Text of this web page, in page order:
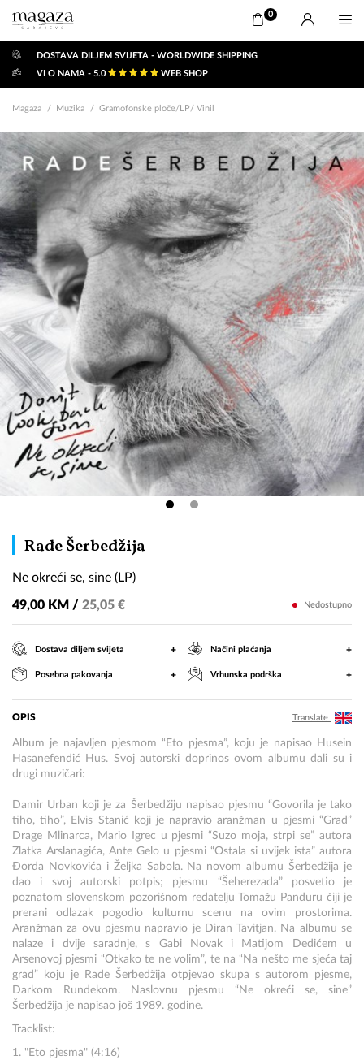
0
DOSTAVA DILJEM SVIJETA - WORLDWIDE SHIPPING
VI O NAMA - 5.0
WEB SHOP
Magaza Muzika Gramofonske ploče/LP/ Vinil
Rade ŠerbedžijaNe
(LP)
Ne okreći se, sine (LP)
49,00 KM / 25,05 € Nedostupno
Dostava diljem svijeta + Načini plaćanja +
Posebna pakovanja + Vrhunska podrška +
OPIS Translate
Album je najavljen pjesmom “Eto pjesma”, koju je napisao Husein
Hasanefendić Hus. Svoj autorski doprinos ovom albumu dali su i
drugi muzičari:
Damir Urban koji je za Šerbedžiju napisao pjesmu “Govorila je tako
tiho, tiho”, Elvis Stanić koji je napravio aranžman u pjesmi “Grad”
Drage Mlinarca, Mario Igrec u pjesmi “Suzo moja, strpi se” autora
Zlatka Arslanagića, Ante Gelo u pjesmi “Ostala si uvijek ista” autora
Đorđa Novkovića i Željka Sabola. Na novom albumu Šerbedžija je
dao i svoj autorski potpis; pjesmu “Šeherezada” posvetio je
poznatom slovenskom pozorišnom redatelju Tomažu Panduru čiji je
prerani odlazak pogodio kulturnu scenu na ovim prostorima.
Aranžman za ovu pjesmu napravio je Diran Tavitjan. Na albumu se
nalaze i dvije saradnje, s Gabi Novak i Matijom Dedićem u
Arsenovoj pjesmi “Otkako te ne volim”, te na “Na nešto me sjeća taj
grad” koju je Rade Šerbedžija otpjevao skupa s autorom pjesme,
Darkom Rundekom. Naslovnu pjesmu “Ne okreći se, sine”
Šerbedžija je napisao još 1989. godine.
Tracklist:
1. "Eto pjesma" (4:16)